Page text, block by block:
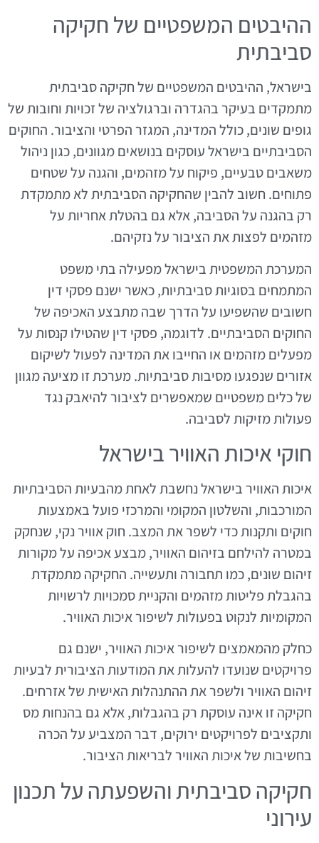
ההיבטים המשפטיים של חקיקה
סביבתית
בישראל, ההיבטים המשפטיים של חקיקה סביבתית
מתמקדים בעיקר בהגדרה וברגולציה של זכויות וחובות של
גופים שונים, כולל המדינה, המגזר הפרטי והציבור. החוקים
הסביבתיים בישראל עוסקים בנושאים מגוונים, כגון ניהול
משאבים טבעיים, פיקוח על מזהמים, והגנה על שטחים
פתוחים. חשוב להבין שהחקיקה הסביבתית לא מתמקדת
רק בהגנה על הסביבה, אלא גם בהטלת אחריות על
מזהמים לפצות את הציבור על נזקיהם.
המערכת המשפטית בישראל מפעילה בתי משפט
המתמחים בסוגיות סביבתיות, כאשר ישנם פסקי דין
חשובים שהשפיעו על הדרך שבה מתבצע האכיפה של
החוקים הסביבתיים. לדוגמה, פסקי דין שהטילו קנסות על
מפעלים מזהמים או החייבו את המדינה לפעול לשיקום
אזורים שנפגעו מסיבות סביבתיות. מערכת זו מציעה מגוון
של כלים משפטיים שמאפשרים לציבור להיאבק נגד
פעולות מזיקות לסביבה.
חוקי איכות האוויר בישראל
איכות האוויר בישראל נחשבת לאחת מהבעיות הסביבתיות
המורכבות, והשלטון המקומי והמרכזי פועל באמצעות
חוקים ותקנות כדי לשפר את המצב. חוק אוויר נקי, שנחקק
במטרה להילחם בזיהום האוויר, מבצע אכיפה על מקורות
זיהום שונים, כמו תחבורה ותעשייה. החקיקה מתמקדת
בהגבלת פליטות מזהמים והקניית סמכויות לרשויות
המקומיות לנקוט בפעולות לשיפור איכות האוויר.
כחלק מהמאמצים לשיפור איכות האוויר, ישנם גם
פרויקטים שנועדו להעלות את המודעות הציבורית לבעיות
זיהום האוויר ולשפר את ההתנהלות האישית של אזרחים.
חקיקה זו אינה עוסקת רק בהגבלות, אלא גם בהנחות מס
ותקציבים לפרויקטים ירוקים, דבר המצביע על הכרה
בחשיבות של איכות האוויר לבריאות הציבור.
חקיקה סביבתית והשפעתה על תכנון
עירוני